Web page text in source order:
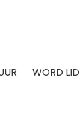
WORD LID